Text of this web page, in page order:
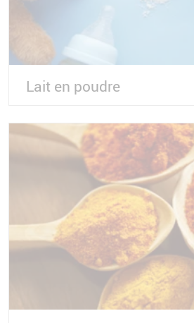
Lait en poudre